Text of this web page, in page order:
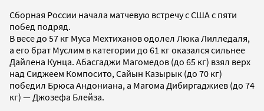
Сборная России начала матчевую встречу с США с пяти
побед подряд.
В весе до 57 кг Муса Мехтиханов одолел Люка Лилледаля,
а его брат Муслим в категории до 61 кг оказался сильнее
Дайлена Кунца. Абасгаджи Магомедов (до 65 кг) взял верх
над Сиджеем Компосито, Сайын Казырык (до 70 кг)
победил Брюса Андониана, а Магома Дибиргаджиев (до 74
кг) — Джозефа Блейза.